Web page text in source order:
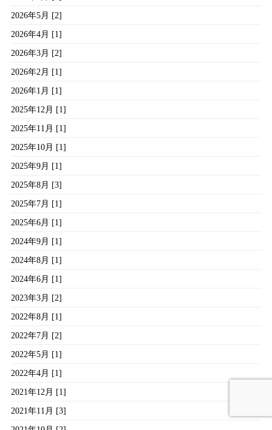
2026年5月 [2]
2026年4月 [1]
2026年3月 [2]
2026年2月 [1]
2026年1月 [1]
2025年12月 [1]
2025年11月 [1]
2025年10月 [1]
2025年9月 [1]
2025年8月 [3]
2025年7月 [1]
2025年6月 [1]
2024年9月 [1]
2024年8月 [1]
2024年6月 [1]
2023年3月 [2]
2022年8月 [1]
2022年7月 [2]
2022年5月 [1]
2022年4月 [1]
2021年12月 [1]
2021年11月 [3]